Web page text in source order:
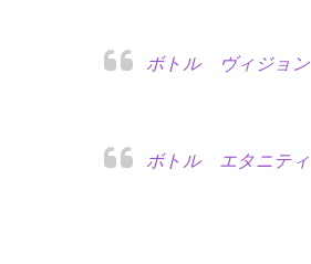
ボトル ヴィジョン
ボトル エタニティ